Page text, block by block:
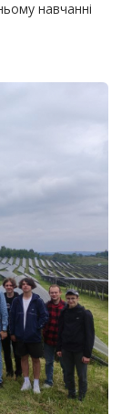
навчанні